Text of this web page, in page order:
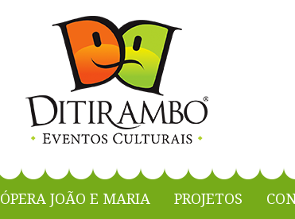
ÓPERA JOÃO E MARIA PROJETOS